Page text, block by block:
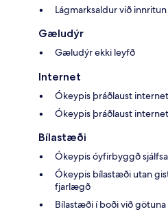
Lágmarksaldur við innritun
Gæludýr
Gæludýr ekki leyfð
Internet
Ókeypis þráðlaust
Ókeypis þráðlaust
Bílastæði
Ókeypis óyfirbyggð
Ókeypis bílastæði utan
fjarlægð
Bílastæði í boði við götuna